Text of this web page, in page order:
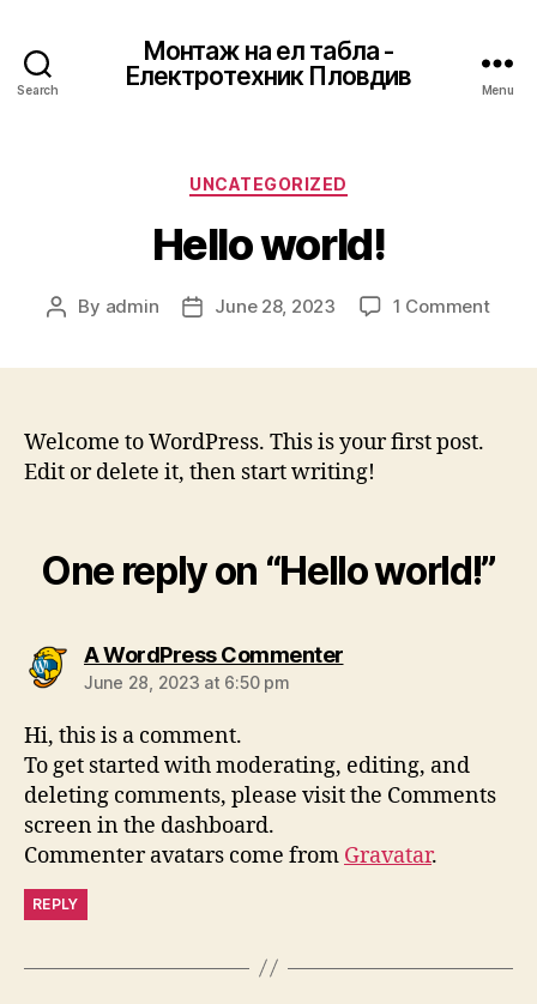
Search
Монтаж на ел табла -
Електротехник Пловдив
Menu
Categories
UNCATEGORIZED
Hello world!
Post
By admin
PostJune 28, 2023 1 Commenton
Welcome to WordPress. This is your first post.
Edit or delete it, then start writing!
One reply on “Hello world!”
A WordPress Commentersays:
June 28, 2023 at 6:50 pm
Hi, this is a comment.
To get started with moderating, editing, and
deleting comments, please visit the Comments
screen in the dashboard.
Commenter avatars come from Gravatar.
REPLY